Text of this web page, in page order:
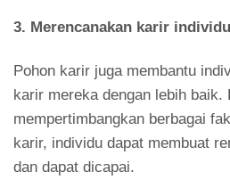
3. Merencanakan karir individu
Pohon karir juga membantu
karir mereka dengan lebih baik.
mempertimbangkan berbagai
karir, individu dapat membuat
dan dapat dicapai.